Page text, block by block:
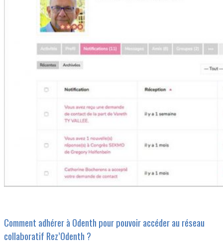
Comment adhérer à Odenth pour pouvoir accéder au réseau
collaboratif Rez’Odenth ?